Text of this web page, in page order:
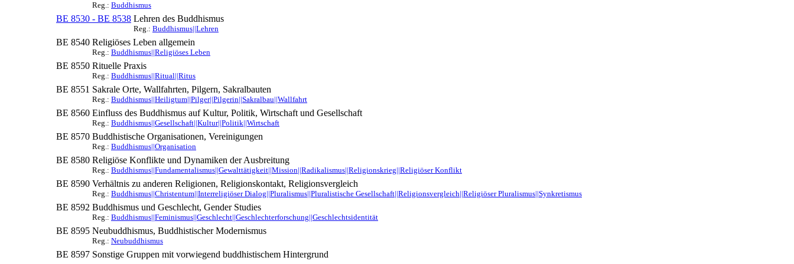
Reg.: Buddhismus
BE 8530 - BE 8538 Lehren des Buddhismus
Reg.: Buddhismus||Lehren
BE 8540 Religiöses Leben allgemein
Reg.: Buddhismus||Religiöses Leben
BE 8550 Rituelle Praxis
Reg.: Buddhismus||Ritual||Ritus
BE 8551 Sakrale Orte, Wallfahrten, Pilgern, Sakralbauten
Reg.: Buddhismus||Heiligtum||Pilger||Pilgerin||Sakralbau||Wallfahrt
BE 8560 Einfluss des Buddhismus auf Kultur, Politik, Wirtschaft und Gesellschaft
Reg.: Buddhismus||Gesellschaft||Kultur||Politik||Wirtschaft
BE 8570 Buddhistische Organisationen, Vereinigungen
Reg.: Buddhismus||Organisation
BE 8580 Religiöse Konflikte und Dynamiken der Ausbreitung
Reg.: Buddhismus||Fundamentalismus||Gewalttätigkeit||Mission||Radikalismus||Religionskrieg||Religiöser Konflikt
BE 8590 Verhältnis zu anderen Religionen, Religionskontakt, Religionsvergleich
Reg.: Buddhismus||Christentum||Interreligiöser Dialog||Pluralismus||Pluralistische Gesellschaft||Religionsvergleich||Religiöser Pluralismus||Synkretismus
BE 8592 Buddhismus und Geschlecht, Gender Studies
Reg.: Buddhismus||Feminismus||Geschlecht||Geschlechterforschung||Geschlechtsidentität
BE 8595 Neubuddhismus, Buddhistischer Modernismus
Reg.: Neubuddhismus
BE 8597 Sonstige Gruppen mit vorwiegend buddhistischem Hintergrund